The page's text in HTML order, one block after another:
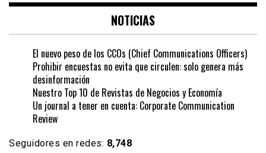
NOTICIAS
El nuevo peso de los CCOs (Chief Communications Officers)
Prohibir encuestas no evita que circulen: solo genera más
desinformación
Nuestro Top 10 de Revistas de Negocios y Economía
Un journal a tener en cuenta: Corporate Communication
Review
Seguidores en redes: 8,748